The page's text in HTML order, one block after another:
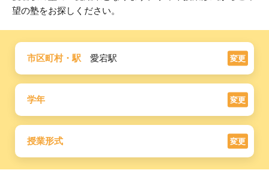
望の塾をお探しください。
市区町村・駅 愛宕駅 変更
学年 変更
授業形式 変更